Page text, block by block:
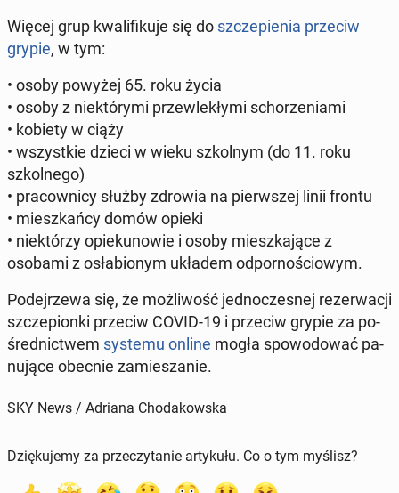
Więcej grup kwa­li­fi­ku­je się do szcze­pie­nia przeciw
grypie, w tym:
• osoby powyżej 65. roku życia
• osoby z nie­któ­ry­mi prze­wle­kły­mi scho­rze­nia­mi
• kobiety w ciąży
• wszyst­kie dzieci w wieku szkol­nym (do 11. roku
szkol­ne­go)
• pra­cow­ni­cy służby zdrowia na pierw­szej linii frontu
• miesz­kań­cy domów opieki
• nie­któ­rzy opie­ku­no­wie i osoby miesz­ka­ją­ce z
osobami z osła­bio­nym układem od­por­no­ścio­wym.
Po­dej­rze­wa się, że moż­li­wość jed­no­cze­snej re­zer­wa­cji
szcze­pion­ki przeciw COVID-19 i przeciw grypie za po­
śred­nic­twem systemu online mogła spo­wo­do­wać pa­
nu­ją­ce obecnie za­mie­sza­nie.
SKY News / Adriana Chodakowska
Dziękujemy za przeczytanie artykułu. Co o tym myślisz?